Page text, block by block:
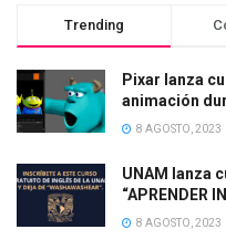
Trending
Pixar lanza
animación
8 AGOSTO, 2023
UNAM lanza
“APRENDER
8 AGOSTO, 2023